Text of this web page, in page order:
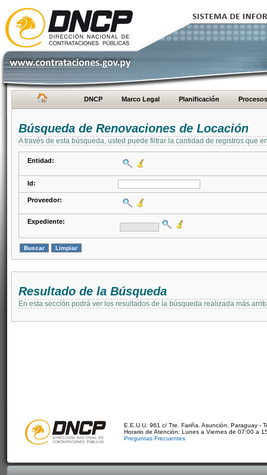
DNCP Marco Legal Planificación Procesos
Búsqueda de Renovaciones de Locación
A través de esta búsqueda, usted puede filtrar la cantidad de registros que
Entidad:
Id:
Proveedor:
Expediente:
Resultado de la Búsqueda
En esta sección podrá ver los resultados de la búsqueda realizada más
E.E.U.U. 961 c/ Tte. Fariña. Asunción, Paraguay -
Horario de Atención: Lunes a Viernes de 07:00 a
Preguntas Frecuentes